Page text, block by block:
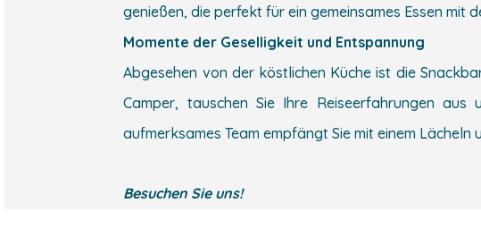
genießen, die perfekt für ein gemeinsames Essen mit
Momente der Geselligkeit und Entspannung
Abgesehen von der köstlichen Küche ist die
Camper, tauschen Sie Ihre Reiseerfahrungen aus
aufmerksames Team empfängt Sie mit einem
Besuchen Sie uns!